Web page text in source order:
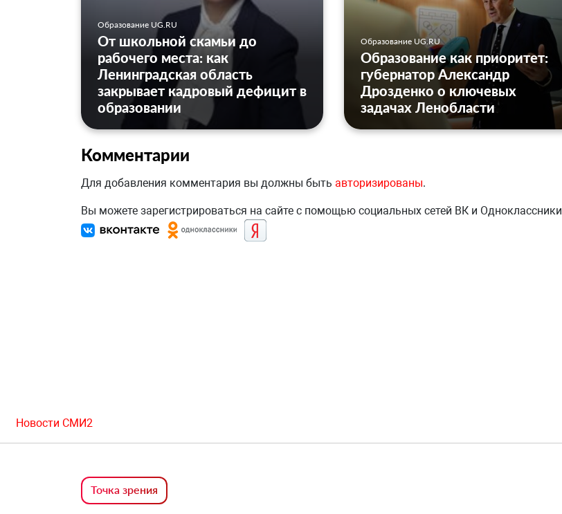
Образование UG.RU
От школьной скамьи до
рабочего места: как
Ленинградская область
закрывает кадровый дефицит в
образовании
Образование UG.RU
Образование как приоритет:
губернатор Александр
Дрозденко о ключевых
задачах Ленобласти
Комментарии
Для добавления комментария вы должны быть авторизированы.
Вы можете зарегистрироваться на сайте с помощью социальных сетей ВК и Одноклассники
Новости СМИ2
Точка зрения